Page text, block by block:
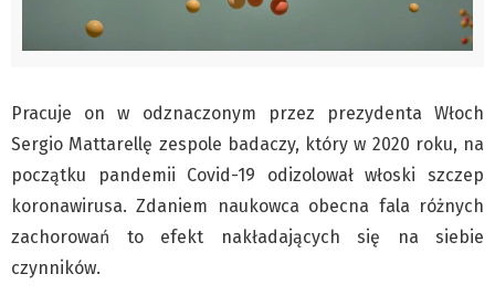
Wywiady
Nauka
Młodzi
Przedszkola
Szkoły podstawowe
Szkoły średnie
Studia
Pracuje on w odznaczonym przez prezydenta Włoch
Sergio Mattarellę zespole badaczy, który w 2020 roku, na
początku pandemii Covid-19 odizolował włoski szczep
koronawirusa. Zdaniem naukowca obecna fala różnych
zachorowań to efekt nakładających się na siebie
czynników.